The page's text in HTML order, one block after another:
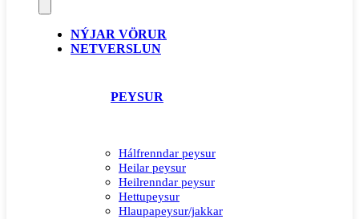
NÝJAR VÖRUR
NETVERSLUN
PEYSUR
Hálfrenndar peysur
Heilar peysur
Heilrenndar peysur
Hettupeysur
Hlaupapeysur/jakkar